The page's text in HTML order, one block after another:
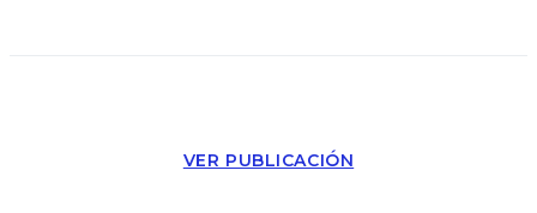
VER PUBLICACIÓN